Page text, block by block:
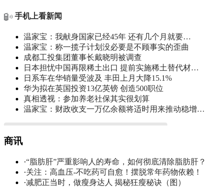
手机上看新闻
温家宝：我献身国家已经45年 还有几个月就要…
温家宝：称一揽子计划没必要是不顾事实的歪曲
成都工投集团董事长戴晓明被调查
日本担忧中国再限稀土出口 提前实施稀土替代材…
日系车在华销量受波及 丰田上月大降15.1%
华为拟在英国投资13亿英镑 创造500职位
真相透视：参加养老社保其实很划算
温家宝：财政收支一万亿余额将适时用来推动稳增…
商讯
·“脂肪肝”严重影响人的寿命，如何彻底清除脂肪肝？
·关注：高血压-不吃药可自愈！摆脱常年药物依赖！
·减肥正当时，做瘦身达人 揭秘狂瘦秘诀（图）